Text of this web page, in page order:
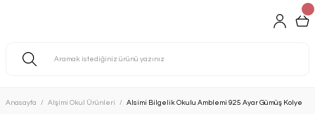
Anasayfa Alşimi Okul Ürünleri Alsimi Bilgelik Okulu Amblemi 925 Ayar Gümüş Kolye